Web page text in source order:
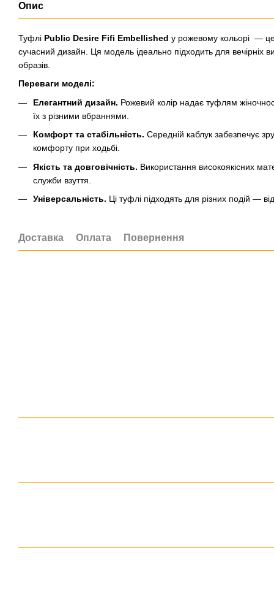
Опис
Туфлі Public Desire Fifi Embellished у рожевому кольорі — це
сучасний дизайн. Ця модель ідеально підходить для вечірніх
образів.
Переваги моделі:
Елегантний дизайн. Рожевий колір надає туфлям
їх з різними вбраннями.
Комфорт та стабільність. Середній каблук забезпечує
комфорту при ходьбі.
Якість та довговічність. Використання високоякісних
служби взуття.
Універсальність. Ці туфлі підходять для різних подій —
Доставка Оплата Повернення